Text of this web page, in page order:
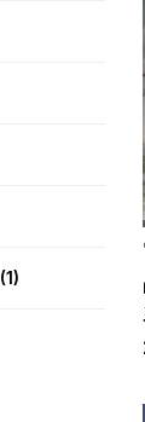
(1)